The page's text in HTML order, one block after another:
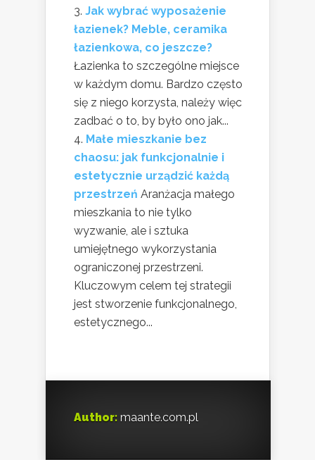
Jak wybrać wyposażenie
łazienek? Meble, ceramika
łazienkowa, co jeszcze?
Łazienka to szczególne miejsce
w każdym domu. Bardzo często
się z niego korzysta, należy więc
zadbać o to, by było ono jak...
Małe mieszkanie bez
chaosu: jak funkcjonalnie i
estetycznie urządzić każdą
przestrzeń Aranżacja małego
mieszkania to nie tylko
wyzwanie, ale i sztuka
umiejętnego wykorzystania
ograniczonej przestrzeni.
Kluczowym celem tej strategii
jest stworzenie funkcjonalnego,
estetycznego...
Author: maante.com.pl